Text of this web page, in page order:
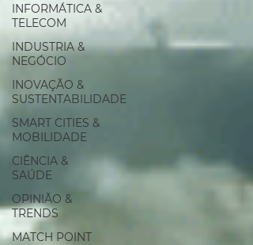
INFORMÁTICA &
TELECOM
INDUSTRIA &
NEGÓCIO
INOVAÇÃO &
SUSTENTABILIDADE
SMART CITIES &
MOBILIDADE
CIÊNCIA &
SAÚDE
OPINIÃO &
TRENDS
MATCH POINT